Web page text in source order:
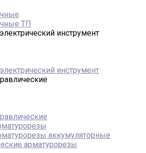
ТП
инструмент
инструмент
аккумуляторные
арматурорезы